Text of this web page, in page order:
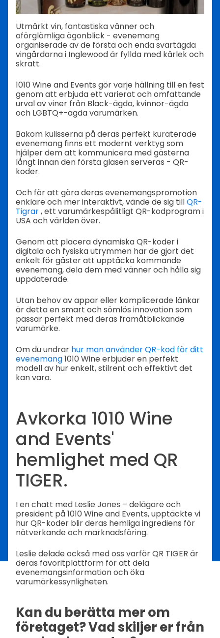
Utmärkt vin, fantastiska vänner och
oförglömliga ögonblick - evenemang
organiserade av de första och enda svartägda
vingårdarna i Inglewood är fyllda med kärlek och
skratt.
1010 Wine and Events gör varje hällning till en fest
genom att erbjuda ett varierat och omfattande
urval av viner från Black-ägda, kvinnor-ägda
och LGBTQ+-ägda varumärken.
Bakom kulisserna på deras perfekt kuraterade
evenemang finns ett modernt verktyg som
hjälper dem att kommunicera med gästerna
långt innan den första glasen serveras - QR-
koder.
Och för att göra deras evenemangspromotion
enklare och mer interaktivt, vände de sig tillQR-
Tigrar, ett varumärkespålitligt QR-kodprogram i
USA och världen över.
Genom att placera dynamiska QR-koder i
digitala och fysiska utrymmen har de gjort det
enkelt för gäster att upptäcka kommande
evenemang, dela dem med vänner och hålla sig
uppdaterade.
Utan behov av appar eller komplicerade länkar
är detta en smart och sömlös innovation som
passar perfekt med deras framåtblickande
varumärke.
Om du undrar hur man använder QR-kod för ditt
evenemang1010 Wine erbjuder en perfekt
modell av hur enkelt, stilrent och effektivt det
kan vara.
Avkorka 1010 Wine
and Events'
hemlighet med QR
TIGER.
I en chatt med Leslie Jones – delägare och
president på 1010 Wine and Events, upptäckte vi
hur QR-koder blir deras hemliga ingrediens för
nätverkande och marknadsföring.
Leslie delade också med oss varför QR TIGER är
deras favoritplattform för att dela
evenemangsinformation och öka
varumärkessynligheten.
Kan du berätta mer om
företaget? Vad skiljer er från